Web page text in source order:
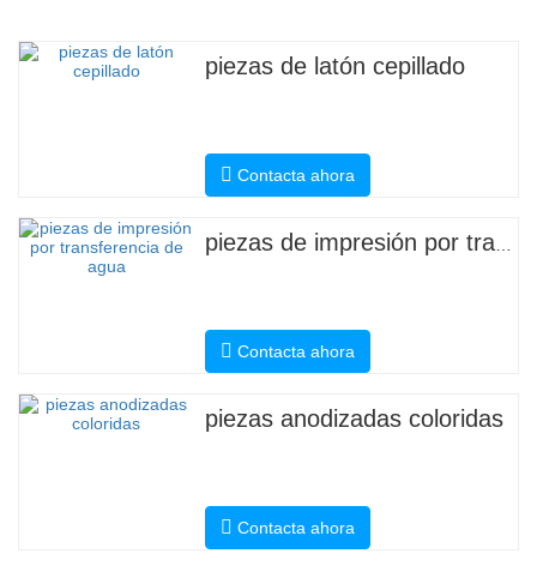
piezas de latón cepillado
Contacta ahora
Contacta ahora
piezas anodizadas coloridas
Contacta ahora